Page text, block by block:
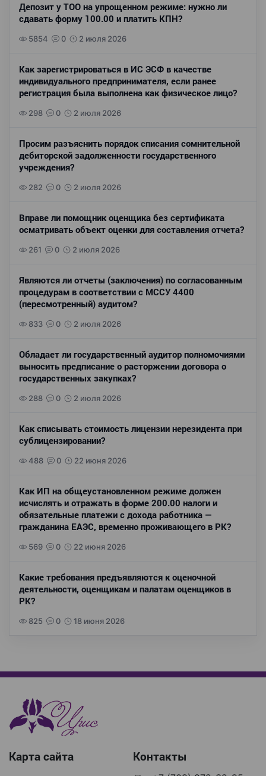
Депозит у ТОО на упрощенном режиме: нужно ли
сдавать форму 100.00 и платить КПН?
5854 0 2 июля 2026
Как зарегистрироваться в ИС ЭСФ в качестве
индивидуального предпринимателя, если ранее
регистрация была выполнена как физическое лицо?
298 0 2 июля 2026
Просим разъяснить порядок списания сомнительной
дебиторской задолженности государственного
учреждения?
282 0 2 июля 2026
Вправе ли помощник оценщика без сертификата
осматривать объект оценки для составления отчета?
261 0 2 июля 2026
Являются ли отчеты (заключения) по согласованным
процедурам в соответствии с МССУ 4400
(пересмотренный) аудитом?
833 0 2 июля 2026
Обладает ли государственный аудитор полномочиями
выносить предписание о расторжении договора о
государственных закупках?
288 0 2 июля 2026
Как списывать стоимость лицензии нерезидента при
сублицензировании?
488 0 22 июня 2026
Как ИП на общеустановленном режиме должен
исчислять и отражать в форме 200.00 налоги и
обязательные платежи с дохода работника —
гражданина ЕАЭС, временно проживающего в РК?
569 0 22 июня 2026
Какие требования предъявляются к оценочной
деятельности, оценщикам и палатам оценщиков в
РК?
825 0 18 июня 2026
Карта сайта Контакты